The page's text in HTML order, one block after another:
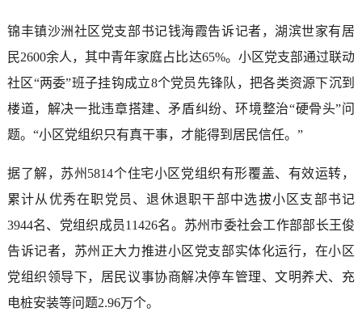
锦丰镇沙洲社区党支部书记钱海霞告诉记者，湖滨世家有居
民2600余人，其中青年家庭占比达65%。小区党支部通过联动
社区“两委”班子挂钩成立8个党员先锋队，把各类资源下沉到
楼道，解决一批违章搭建、矛盾纠纷、环境整治“硬骨头”问
题。“小区党组织只有真干事，才能得到居民信任。”
据了解，苏州5814个住宅小区党组织有形覆盖、有效运转，
累计从优秀在职党员、退休退职干部中选拔小区支部书记
3944名、党组织成员11426名。苏州市委社会工作部部长王俊
告诉记者，苏州正大力推进小区党支部实体化运行，在小区
党组织领导下，居民议事协商解决停车管理、文明养犬、充
电桩安装等问题2.96万个。